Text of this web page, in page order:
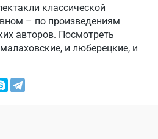
классической
– по произведениям
авторов. Посмотреть
и люберецкие, и